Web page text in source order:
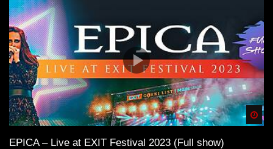
EPICA – Live at EXIT Festival 2023 (Full show)